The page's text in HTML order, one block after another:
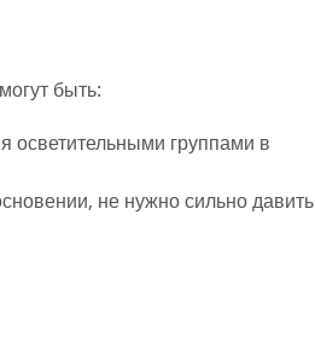
быть:
группами в
не нужно сильно давить